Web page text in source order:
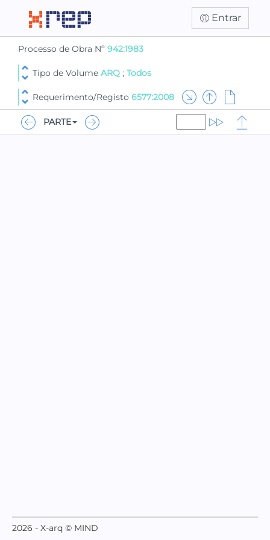
Entrar
Processo de Obra Nº 942:1983
Tipo de Volume ARQ ; Todos
Requerimento/Registo 6577:2008
PARTE
2026 - X-arq © MIND